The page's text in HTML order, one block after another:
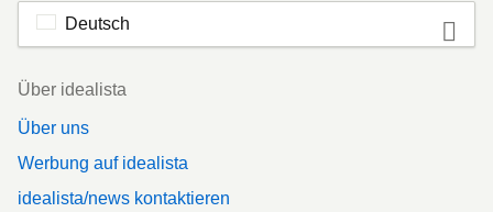
Deutsch
Footer
Über idealista
Über uns
Werbung auf idealista
idealista/news kontaktieren